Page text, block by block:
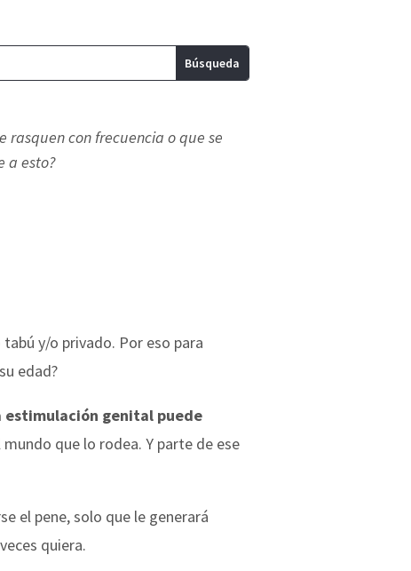
rasquen con frecuencia o que se
a esto?
tabú y/o privado. Por eso para
edad?
estimulación genital puede
que lo rodea. Y parte de ese
el pene, solo que le generará
quiera.